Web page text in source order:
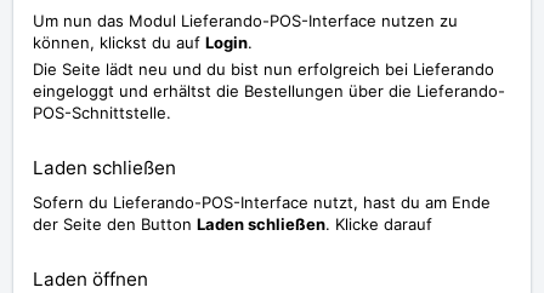
Um nun das Modul Lieferando-POS-Interface nutzen zu
können, klickst du auf Login.
Die Seite lädt neu und du bist nun erfolgreich bei Lieferando
eingeloggt und erhältst die Bestellungen über die Lieferando-
POS-Schnittstelle.
Laden schließen
Sofern du Lieferando-POS-Interface nutzt, hast du am Ende
der Seite den Button Laden schließen. Klicke darauf
Laden öffnen